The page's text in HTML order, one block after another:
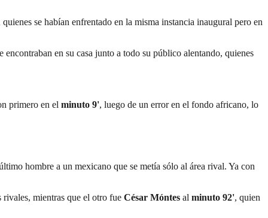
quienes se habían enfrentado en la misma instancia inaugural pero en
encontraban en su casa junto a todo su público alentando, quienes
primero en el minuto 9', luego de un error en el fondo africano, lo
hombre a un mexicano que se metía sólo al área rival. Ya con
rivales, mientras que el otro fue César Móntes al minuto 92', quien